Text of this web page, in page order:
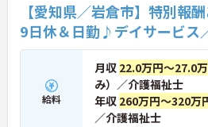
【愛知県／岩倉市】特別報
9日休＆日勤♪デイサービス
給料
月収 22.0万円～27.0
み）／介護福祉士
年収 260万円～320万
／介護福祉士